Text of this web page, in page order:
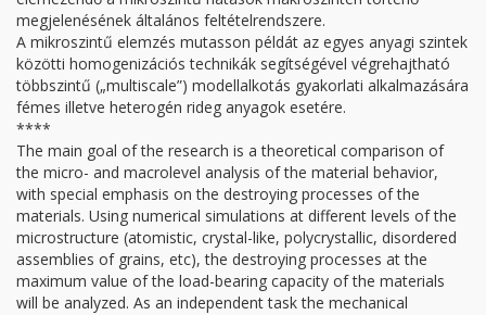
megjelenésének általános feltételrendszere.
A mikroszintű elemzés mutasson példát az egyes anyagi szintek
közötti homogenizációs technikák segítségével végrehajtható
többszintű („multiscale”) modellalkotás gyakorlati alkalmazására
fémes illetve heterogén rideg anyagok esetére.
****
The main goal of the research is a theoretical comparison of
the micro- and macrolevel analysis of the material behavior,
with special emphasis on the destroying processes of the
materials. Using numerical simulations at different levels of the
microstructure (atomistic, crystal-like, polycrystallic, disordered
assemblies of grains, etc), the destroying processes at the
maximum value of the load-bearing capacity of the materials
will be analyzed. As an independent task the mechanical